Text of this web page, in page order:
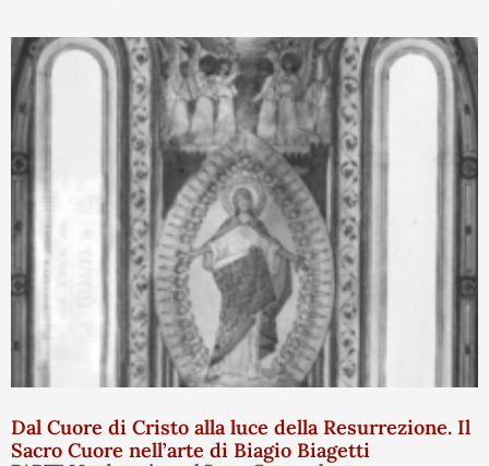
Dal Cuore di Cristo alla luce della Resurrezione. Il
Sacro Cuore nell’arte di Biagio Biagetti